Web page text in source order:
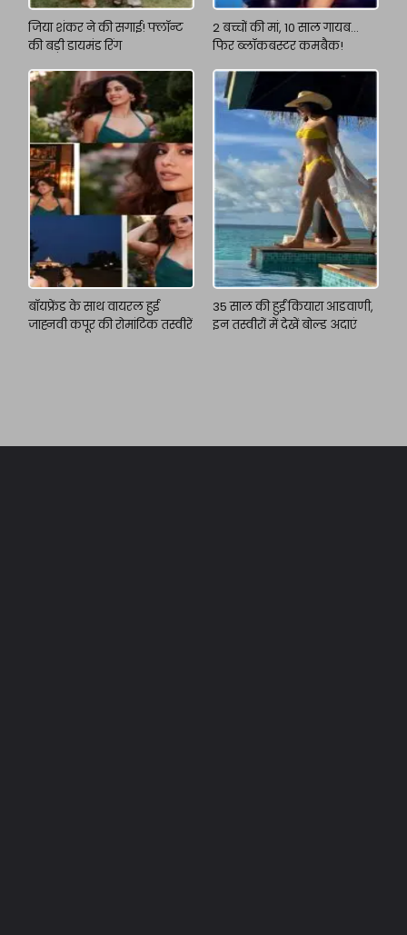
जिया शंकर ने की सगाई! फ्लॉन्ट
की बड़ी डायमंड रिंग
2 बच्चों की मां, 10 साल गायब…
फिर ब्लॉकबस्टर कमबैक!
बॉयफ्रेंड के साथ वायरल हुई
जाह्नवी कपूर की रोमांटिक तस्वीरें
35 साल की हुईं कियारा आडवाणी,
इन तस्वीरों में देखें बोल्ड अदाएं